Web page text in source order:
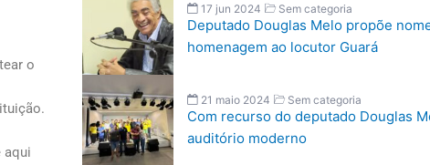
o
aqui
17 jun 2024 Sem categoria
Deputado Douglas Melo propõe
homenagem ao locutor Guará
21 maio 2024 Sem categoria
Com recurso do deputado Douglas
auditório moderno